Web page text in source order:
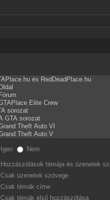
Igen Nem
Hozzászólások témája és üzenetek
Csak üzenetek szövege
Csak témák címe
Csak témák első hozzászólása